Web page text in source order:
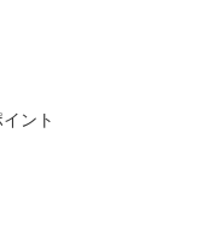
ント